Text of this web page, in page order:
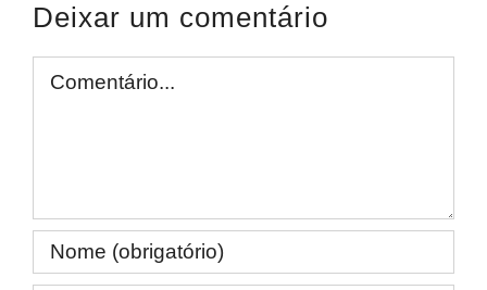
Deixar um comentário